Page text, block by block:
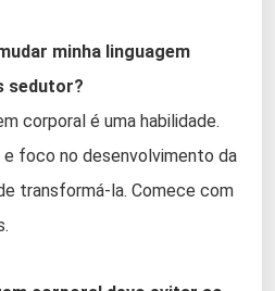
minha linguagem
sedutor?
corporal é uma habilidade.
foco no desenvolvimento da
transformá-la. Comece com